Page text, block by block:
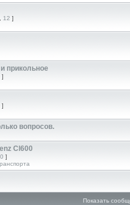
12 ]
прикольное
]
]
вопросов.
Cl600
]
Показать